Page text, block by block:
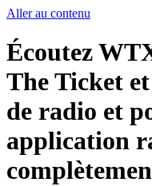
Aller au contenu
Écoutez
The Ticket
de radio et
application